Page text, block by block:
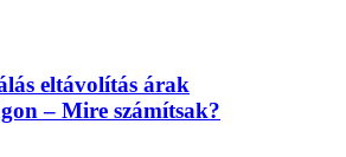
eltávolítás árak
– Mire számítsak?